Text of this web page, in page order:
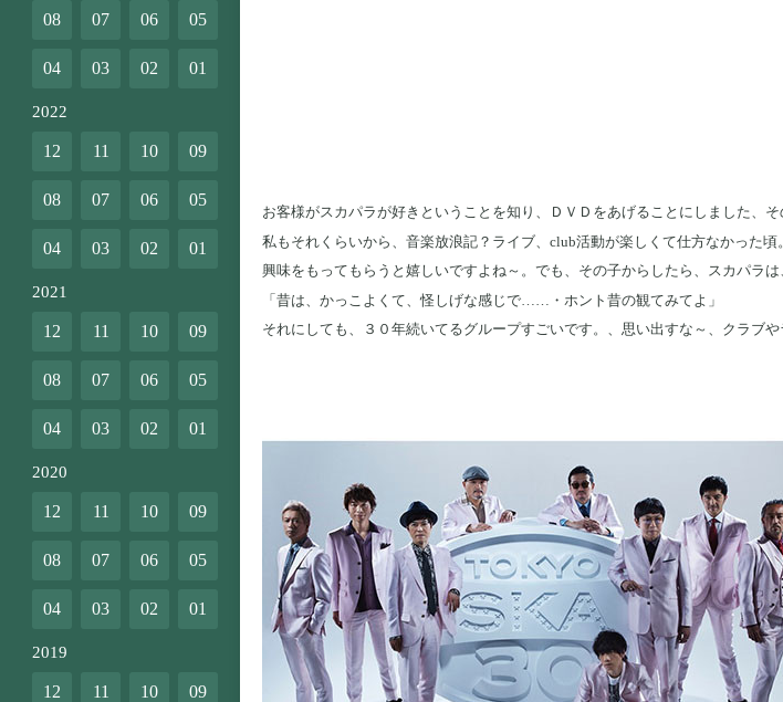
お客様がスカパラが好きということを知り、ＤＶＤをあげることにしました、そ
私もそれくらいから、音楽放浪記？ライブ、club活動が楽しくて仕方なかった
興味をもってもらうと嬉しいですよね～。でも、その子からしたら、スカパラ
「昔は、かっこよくて、怪しげな感じで……・ホント昔の観てみてよ」
それにしても、３０年続いてるグループすごいです。、思い出すな～、クラブ
08 07 06 05
04 03 02 01
2022
12 11 10 09
08 07 06 05
04 03 02 01
2021
12 11 10 09
08 07 06 05
04 03 02 01
2020
12 11 10 09
08 07 06 05
04 03 02 01
2019
12 11 10 09